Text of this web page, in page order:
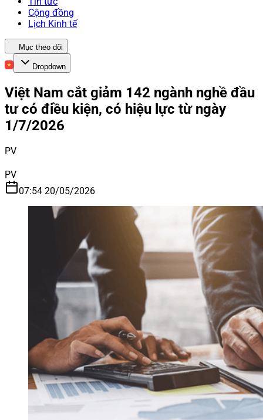
Cộng đồng
Lịch Kinh tế
Mục theo dõi
Dropdown
Việt Nam cắt giảm 142 ngành nghề đầu
tư có điều kiện, có hiệu lực từ ngày
1/7/2026
PV
PV
07:54 20/05/2026